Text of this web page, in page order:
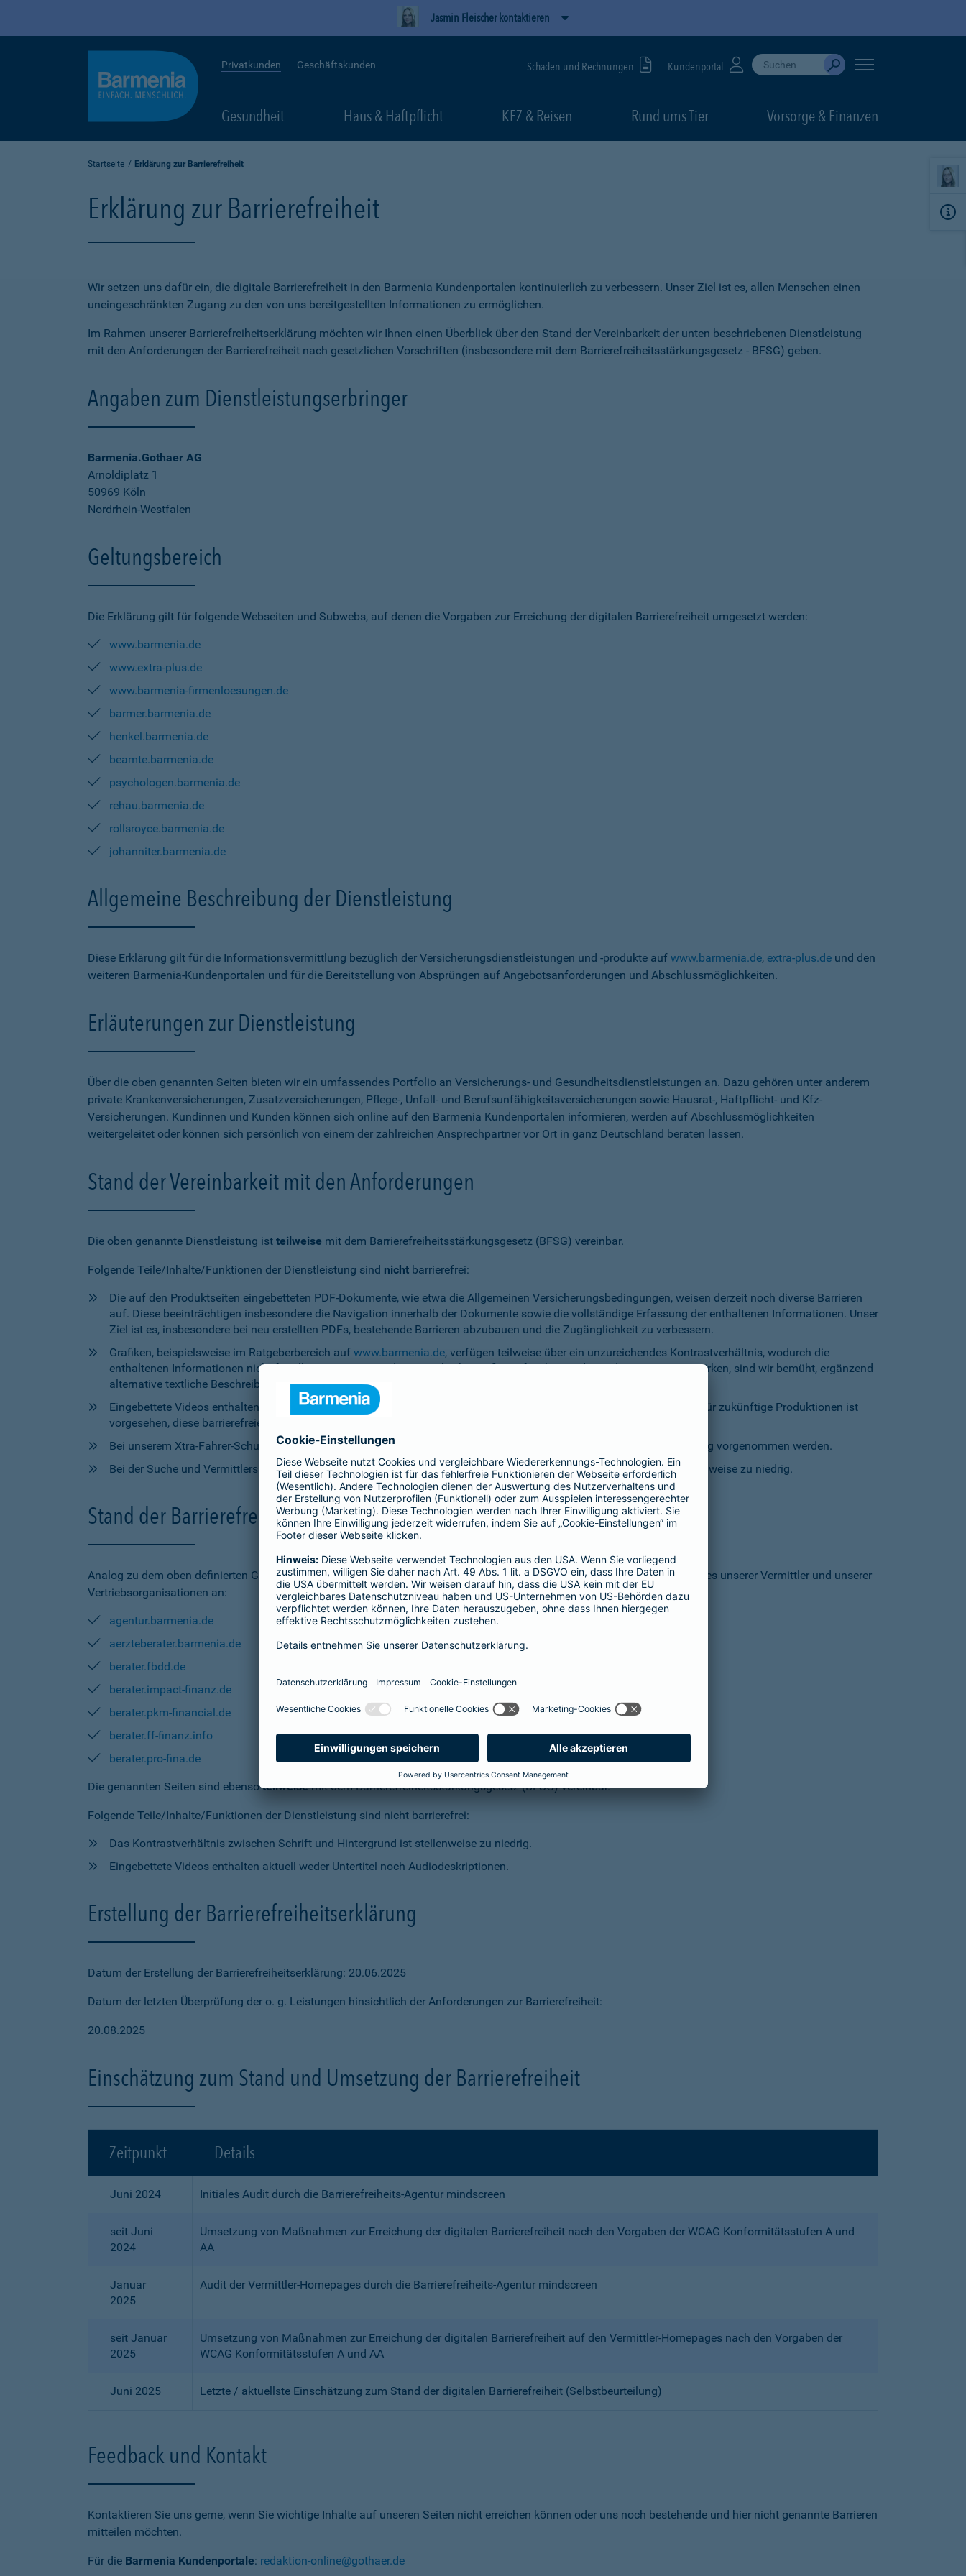
Jasmin Fleischer kontaktieren
Privatkunden Geschäftskunden Schäden und Rechnungen Kundenportal Suche durchführen
When autocomplete results are available, use
Absenden
Gesundheit Haus & Haftpflicht KFZ & Reisen Rund ums Tier Vorsorge & Finanzen
Startseite Erklärung zur Barrierefreiheit
Erklärung zur Barrierefreiheit
Wir setzen uns dafür ein, die digitale Barrierefreiheit in den Barmenia Kundenportalen kontinuierlich zu verbessern. Unser Ziel ist es, allen Menschen einen
uneingeschränkten Zugang zu den von uns bereitgestellten Informationen zu ermöglichen.
Im Rahmen unserer Barrierefreiheitserklärung möchten wir Ihnen einen Überblick über den Stand der Vereinbarkeit der unten beschriebenen Dienstleistung
mit den Anforderungen der Barrierefreiheit nach gesetzlichen Vorschriften (insbesondere mit dem Barrierefreiheitsstärkungsgesetz - BFSG) geben.
Angaben zum Dienstleistungserbringer
Barmenia.Gothaer AG
Arnoldiplatz 1
50969 Köln
Nordrhein-Westfalen
Geltungsbereich
Die Erklärung gilt für folgende Webseiten und Subwebs, auf denen die Vorgaben zur Erreichung der digitalen Barrierefreiheit umgesetzt werden:
www.barmenia.de
www.extra-plus.de
www.barmenia-firmenloesungen.de
barmer.barmenia.de
henkel.barmenia.de
beamte.barmenia.de
psychologen.barmenia.de
rehau.barmenia.de
rollsroyce.barmenia.de
johanniter.barmenia.de
Allgemeine Beschreibung der Dienstleistung
Diese Erklärung gilt für die Informationsvermittlung bezüglich der Versicherungsdienstleistungen und -produkte auf www.barmenia.de, extra-plus.de und den
weiteren Barmenia-Kundenportalen und für die Bereitstellung von Absprüngen auf Angebotsanforderungen und Abschlussmöglichkeiten.
Erläuterungen zur Dienstleistung
Über die oben genannten Seiten bieten wir ein umfassendes Portfolio an Versicherungs- und Gesundheitsdienstleistungen an. Dazu gehören unter anderem
private Krankenversicherungen, Zusatzversicherungen, Pflege-, Unfall- und Berufsunfähigkeitsversicherungen sowie Hausrat-, Haftpflicht- und Kfz-
Versicherungen. Kundinnen und Kunden können sich online auf den Barmenia Kundenportalen informieren, werden auf Abschlussmöglichkeiten
weitergeleitet oder können sich persönlich von einem der zahlreichen Ansprechpartner vor Ort in ganz Deutschland beraten lassen.
Stand der Vereinbarkeit mit den Anforderungen
Die oben genannte Dienstleistung ist teilweise mit dem Barrierefreiheitsstärkungsgesetz (BFSG) vereinbar.
Folgende Teile/Inhalte/Funktionen der Dienstleistung sind nicht barrierefrei:
Die auf den Produktseiten eingebetteten PDF-Dokumente, wie etwa die Allgemeinen Versicherungsbedingungen, weisen derzeit noch diverse Barrieren
auf. Diese beeinträchtigen insbesondere die Navigation innerhalb der Dokumente sowie die vollständige Erfassung der enthaltenen Informationen. Unser
Ziel ist es, insbesondere bei neu erstellten PDFs, bestehende Barrieren abzubauen und die Zugänglichkeit zu verbessern.
Grafiken, beispielsweise im Ratgeberbereich auf www.barmenia.de, verfügen teilweise über ein unzureichendes Kontrastverhältnis, wodurch die
enthaltenen Informationen nicht für alle Nutzerinnen und Nutzer gleichermaßen erfassbar sind. Um dem entgegenzuwirken, sind wir bemüht, ergänzend
alternative textliche Beschreibungen zur Verfügung zu stellen.
Eingebettete Videos enthalten aktuell weder Untertitel noch Audiodeskriptionen, was ihre Zugänglichkeit einschränkt. Für zukünftige Produktionen ist
vorgesehen, diese barrierefreien Elemente bereitzustellen.
Bei unserem Xtra-Fahrer-Schutz kann die Anpassung der zu versichernden Tage momentan nicht per Tastaturbedienung vorgenommen werden.
Bei der Suche und Vermittlersuche auf barmenia.de ist das Kontrastverhältnis zwischen Schrift und Hintergrund stellenweise zu niedrig.
Stand der Barrierefreiheit auf den Vermittler-Homepages
Analog zu dem oben definierten Geltungsbereich streben wir die Umsetzung der digitalen Barrierefreiheit auf den Homepages unserer Vermittler und unserer
Vertriebsorganisationen an:
agentur.barmenia.de
aerzteberater.barmenia.de
berater.fbdd.de
berater.impact-finanz.de
berater.pkm-financial.de
berater.ff-finanz.info
berater.pro-fina.de
Die genannten Seiten sind ebensoteilweisemit dem Barrierefreiheitsstärkungsgesetz (BFSG) vereinbar.
Folgende Teile/Inhalte/Funktionen der Dienstleistung sind nicht barrierefrei:
Das Kontrastverhältnis zwischen Schrift und Hintergrund ist stellenweise zu niedrig.
Eingebettete Videos enthalten aktuell weder Untertitel noch Audiodeskriptionen.
Erstellung der Barrierefreiheitserklärung
Datum der Erstellung der Barrierefreiheitserklärung: 20.06.2025
Datum der letzten Überprüfung der o. g. Leistungen hinsichtlich der Anforderungen zur Barrierefreiheit:
20.08.2025
Einschätzung zum Stand und Umsetzung der Barrierefreiheit
Zeitpunkt Details
Juni 2024 Initiales Audit durch die Barrierefreiheits-Agentur mindscreen
seit Juni
2024
Umsetzung von Maßnahmen zur Erreichung der digitalen Barrierefreiheit nach den Vorgaben der WCAG Konformitätsstufen A und
AA
Januar
2025
Audit der Vermittler-Homepages durch die Barrierefreiheits-Agentur mindscreen
seit Januar
2025
Umsetzung von Maßnahmen zur Erreichung der digitalen Barrierefreiheit auf den Vermittler-Homepages nach den Vorgaben der
WCAG Konformitätsstufen A und AA
Juni 2025 Letzte / aktuellste Einschätzung zum Stand der digitalen Barrierefreiheit (Selbstbeurteilung)
Feedback und Kontakt
Kontaktieren Sie uns gerne, wenn Sie wichtige Inhalte auf unseren Seiten nicht erreichen können oder uns noch bestehende und hier nicht genannte Barrieren
mitteilen möchten.
Für die Barmenia Kundenportale: redaktion-online@gothaer.de